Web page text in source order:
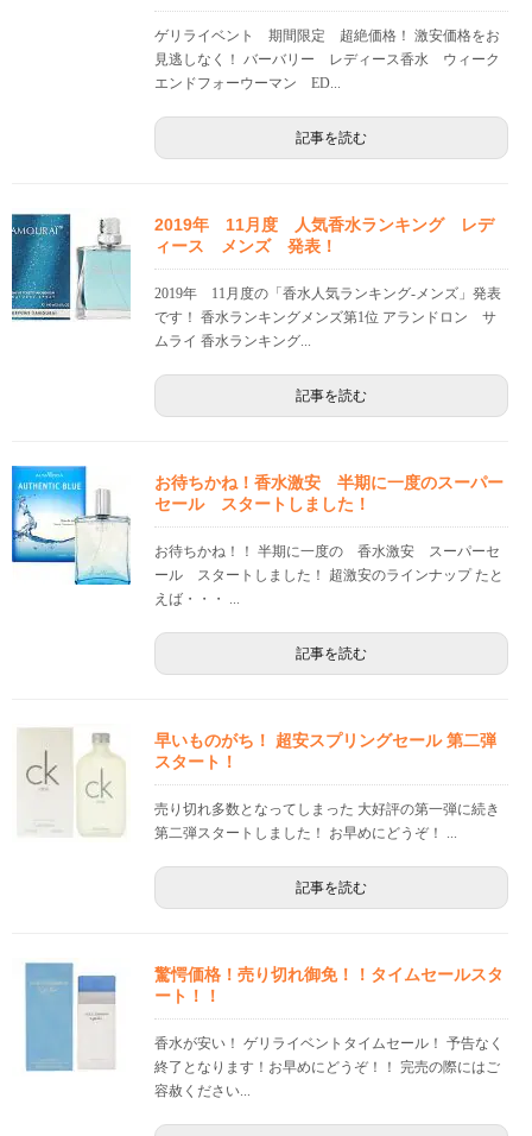
ゲリライベント 期間限定 超絶価格！ 激安価格をお
見逃しなく！ バーバリー レディース香水 ウィーク
エンドフォーウーマン ED...
記事を読む
2019年 11月度 人気香水ランキング レデ
ィース メンズ 発表！
2019年 11月度の「香水人気ランキング-メンズ」発表
です！ 香水ランキングメンズ第1位 アランドロン サ
ムライ 香水ランキング...
記事を読む
お待ちかね！香水激安 半期に一度のスーパー
セール スタートしました！
お待ちかね！！ 半期に一度の 香水激安 スーパーセ
ール スタートしました！ 超激安のラインナップ たと
えば・・・ ...
記事を読む
早いものがち！ 超安スプリングセール 第二弾
スタート！
売り切れ多数となってしまった 大好評の第一弾に続き
第二弾スタートしました！ お早めにどうぞ！ ...
記事を読む
驚愕価格！売り切れ御免！！タイムセールスタ
ート！！
香水が安い！ ゲリライベントタイムセール！ 予告なく
終了となります！お早めにどうぞ！！ 完売の際にはご
容赦ください...